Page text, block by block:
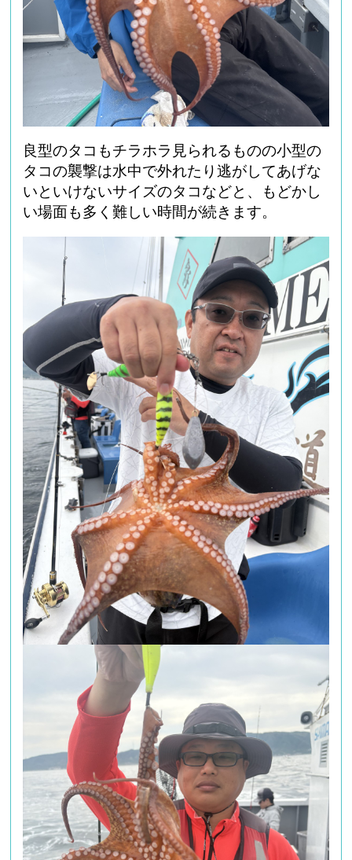
良型のタコもチラホラ見られるものの小型の
タコの襲撃は水中で外れたり逃がしてあげな
いといけないサイズのタコなどと、もどかし
い場面も多く難しい時間が続きます。